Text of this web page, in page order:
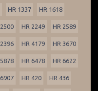
HR 1337 HR 1618
HR 2249 HR 2589
HR 4179 HR 3670
HR 6478 HR 6622
HR 420 HR 436